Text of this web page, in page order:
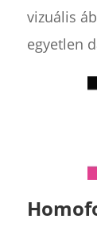
vizuális
egyetlen